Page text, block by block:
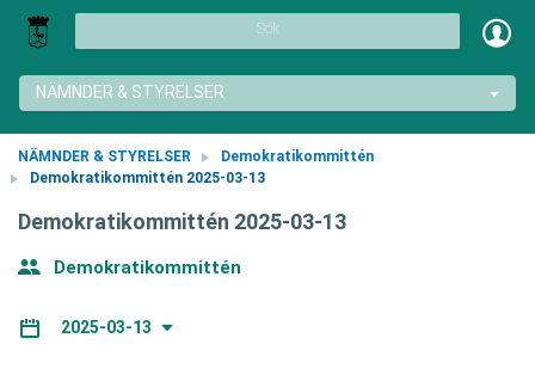
Sök
NÄMNDER & STYRELSER
NÄMNDER & STYRELSER
Demokratikommittén
Demokratikommittén 2025-03-13
Demokratikommittén 2025-03-13
Demokratikommittén
2025-03-13